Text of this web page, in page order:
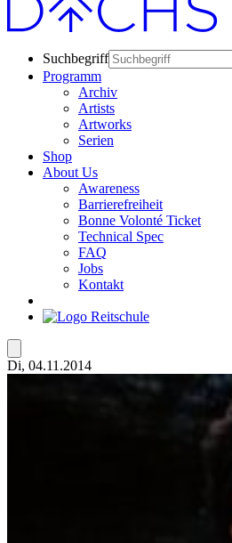
Suchbegriff
Programm
Archiv
Artists
Artworks
Serien
Shop
About Us
Awareness
Barrierefreiheit
Bonne Volonté Ticket
Technical Spec
FAQ
Jobs
Kontakt
Di, 04.11.2014